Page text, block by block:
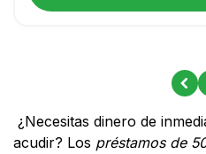
¿Necesitas dinero de
acudir? Los préstamos de